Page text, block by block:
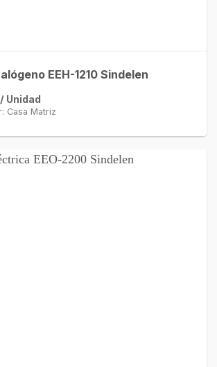
EEH-1210 Sindelen
/ Unidad
Casa Matriz